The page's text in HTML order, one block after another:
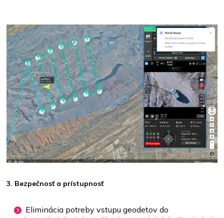
3. Bezpečnosť a prístupnosť
Eliminácia potreby vstupu geodetov do